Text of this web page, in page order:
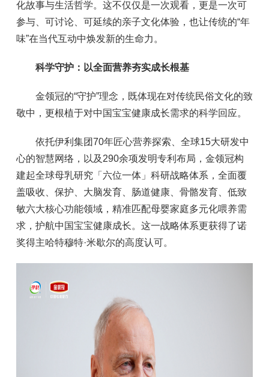
化故事与生活哲学。这不仅仅是一次观看，更是一次可
参与、可讨论、可延续的亲子文化体验，也让传统的“年
味”在当代互动中焕发新的生命力。
科学守护：以全面营养夯实成长根基
金领冠的“守护”理念，既体现在对传统民俗文化的致
敬中，更根植于对中国宝宝健康成长需求的科学回应。
依托伊利集团70年匠心营养探索、全球15大研发中
心的智慧网络，以及290余项发明专利布局，金领冠构
建起全球母乳研究「六位一体」科研战略体系，全面覆
盖吸收、保护、大脑发育、肠道健康、骨骼发育、低致
敏六大核心功能领域，精准匹配母婴家庭多元化喂养需
求，护航中国宝宝健康成长。这一战略体系更获得了诺
奖得主哈特穆特·米歇尔的高度认可。